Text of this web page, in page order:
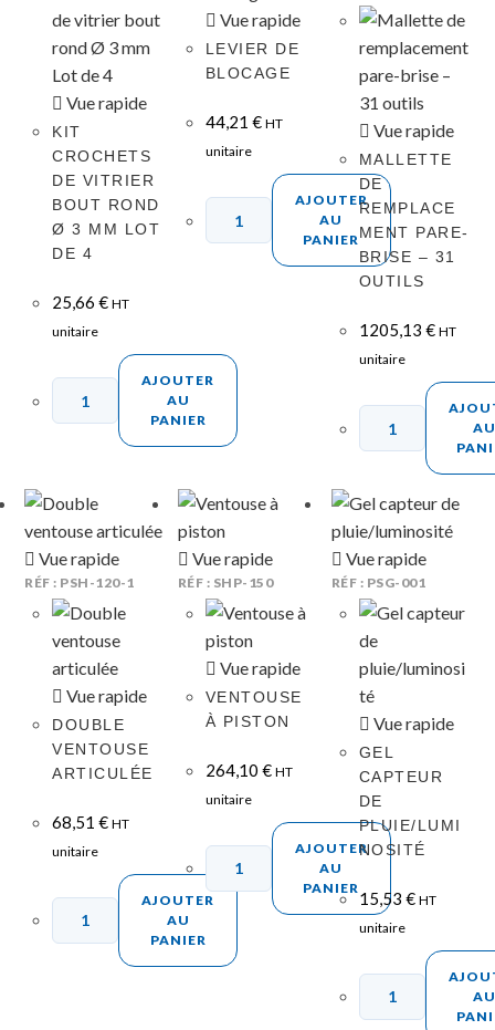
Vue rapide
KIT
CROCHETS
DE VITRIER
BOUT ROND
Ø 3 MM LOT
DE 4
25,66€ HT
unitaire
AJOUTER
AU
PANIER
Vue rapide
LEVIER DE
BLOCAGE
44,21 € HT
unitaire
AJOUTER
AU
PANIER
Vue rapide
MALLETTE
DE
REMPLACE
MENT PARE-
BRISE – 31
OUTILS
1205,13 € HT
unitaire
AU
Vue rapide
RÉF : PSH-120-1
Vue rapide
DOUBLE
VENTOUSE
ARTICULÉE
68,51€ HT
unitaire
AJOUTER
AU
PANIER
Vue rapide
RÉF : SHP-150
Vue rapide
VENTOUSE
À PISTON
264,10 € HT
unitaire
AJOUTER
AU
PANIER
Vue rapide
RÉF : PSG-001
Vue rapide
GEL
CAPTEUR
DE
PLUIE/LUMI
NOSITÉ
15,53 € HT
unitaire
AU